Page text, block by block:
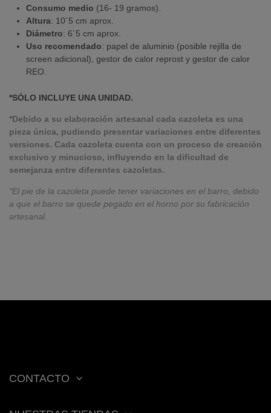
Consumo medio (16- 19 gramos).
Altura: 10´5 cm aprox.
Diámetro: 6´5 cm aprox.
Uso recomendado: papel de aluminio (posible rejilla de
screen adicional), gestor de calor reprost y gestor de calor
REO.
*SÓLO INCLUYE UNA UNIDAD.
*Debido a su elaboración artesanal cada cazoleta es una
pieza única, pudiendo presentar variaciones entre diferentes
versiones. Cada cazoleta cuenta con un proceso de creación
exclusivo y minucioso, influyendo en la dificultad de
semejanza entre diferentes cazoletas.
*El pie de la cazoleta puede tener variaciones en el barro, debido
a que el barro se quede pegado en el horno por su fabricación
artesanal.
CONTACTO